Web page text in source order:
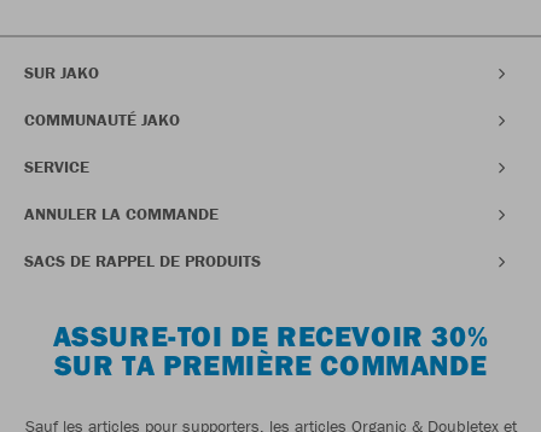
SUR JAKO
COMMUNAUTÉ JAKO
SERVICE
ANNULER LA COMMANDE
SACS DE RAPPEL DE PRODUITS
ASSURE-TOI DE RECEVOIR 30%
SUR TA PREMIÈRE COMMANDE
Sauf les articles pour supporters, les articles Organic & Doubletex et